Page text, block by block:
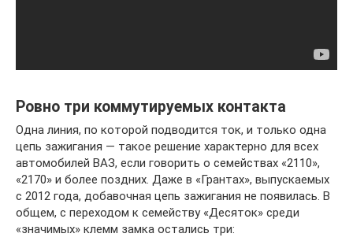
Ровно три коммутируемых контакта
Одна линия, по которой подводится ток, и только одна
цепь зажигания — такое решение характерно для всех
автомобилей ВАЗ, если говорить о семействах «2110»,
«2170» и более поздних. Даже в «Грантах», выпускаемых
с 2012 года, добавочная цепь зажигания не появилась. В
общем, с переходом к семейству «Десяток» среди
«значимых» клемм замка остались три: